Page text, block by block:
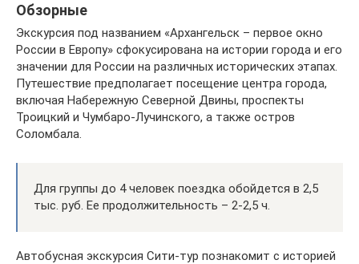
Обзорные
Экскурсия под названием «Архангельск – первое окно
России в Европу» сфокусирована на истории города и его
значении для России на различных исторических этапах.
Путешествие предполагает посещение центра города,
включая Набережную Северной Двины, проспекты
Троицкий и Чумбаро-Лучинского, а также остров
Соломбала.
Для группы до 4 человек поездка обойдется в 2,5
тыс. руб. Ее продолжительность – 2-2,5 ч.
Автобусная экскурсия Сити-тур познакомит с историей